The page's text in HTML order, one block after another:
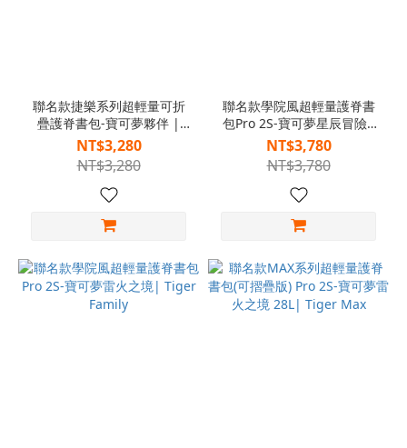
聯名款捷樂系列超輕量可折
疊護脊書包-寶可夢夥伴 |
Tiger Family
NT$3,280
NT$3,280
聯名款學院風超輕量護脊書
包Pro 2S-寶可夢星辰冒險|
Tiger Family
NT$3,780
NT$3,780